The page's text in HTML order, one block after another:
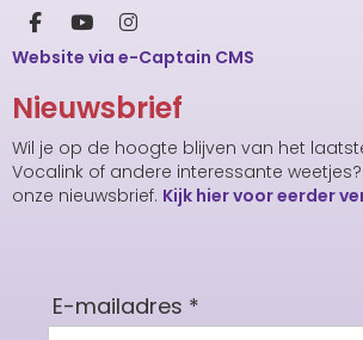
Website via e-Captain CMS
Nieuwsbrief
Wil je op de hoogte blijven van het
Vocalink of andere interessante
onze nieuwsbrief. Kijk hier voor eerder
E-mailadres *